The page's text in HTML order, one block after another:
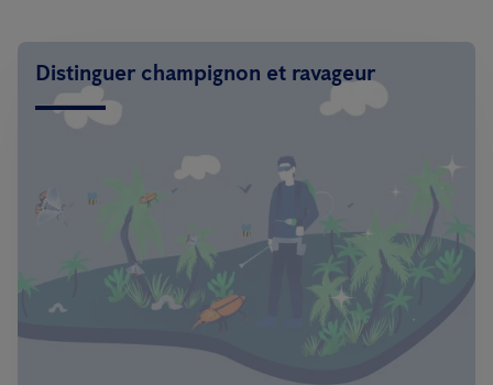
Distinguer champignon et ravageur